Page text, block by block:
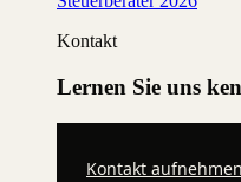
Kontakt
Lernen Sie uns
Kontakt aufnehmen